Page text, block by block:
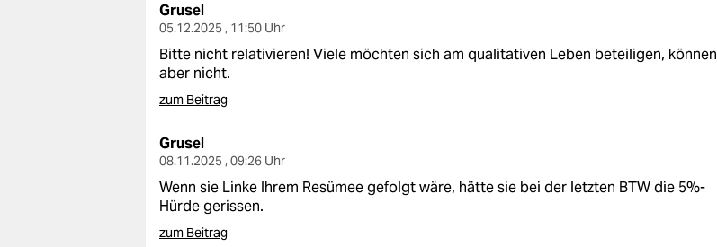
Grusel
05.12.2025 , 11:50 Uhr
Bitte nicht relativieren! Viele möchten sich am qualitativen Leben beteiligen, können
aber nicht.
zum Beitrag
Grusel
08.11.2025 , 09:26 Uhr
Wenn sie Linke Ihrem Resümee gefolgt wäre, hätte sie bei der letzten BTW die 5%-
Hürde gerissen.
zum Beitrag